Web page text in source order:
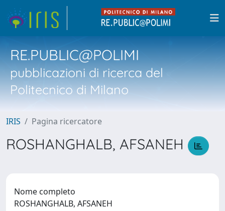
RE.PUBLIC@POLIMI
pubblicazioni di ricerca del
Politecnico di Milano
IRIS Pagina ricercatore
ROSHANGHALB, AFSANEH
Nome completo
ROSHANGHALB, AFSANEH